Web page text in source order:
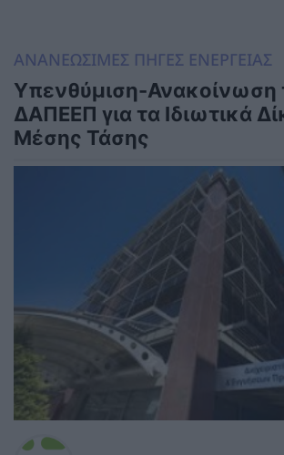
ΑΝΑΝΕΩΣΙΜΕΣ ΠΗΓΕΣ ΕΝΕΡΓΕΙΑΣ
Υπενθύμιση-Ανακοίνωση
ΔΑΠΕΕΠ για τα Ιδιωτικά
Μέσης Τάσης